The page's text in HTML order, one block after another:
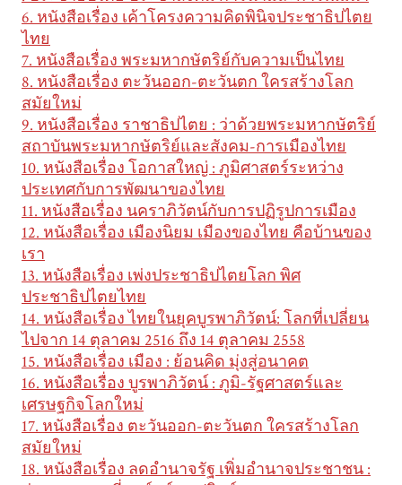
6. หนังสือเรื่อง เค้าโครงความคิดพินิจประชาธิปไตย
ไทย
7. หนังสือเรื่อง พระมหากษัตริย์กับความเป็นไทย
8. หนังสือเรื่อง ตะวันออก-ตะวันตก ใครสร้างโลก
สมัยใหม่
9. หนังสือเรื่อง ราชาธิปไตย : ว่าด้วยพระมหากษัตริย์
สถาบันพระมหากษัตริย์และสังคม-การเมืองไทย
10. หนังสือเรื่อง โอกาสใหญ่ : ภูมิศาสตร์ระหว่าง
ประเทศกับการพัฒนาของไทย
11. หนังสือเรื่อง นคราภิวัตน์กับการปฏิรูปการเมือง
12. หนังสือเรื่อง เมืองนิยม เมืองของไทย คือบ้านของ
เรา
13. หนังสือเรื่อง เพ่งประชาธิปไตยโลก พิศ
ประชาธิปไตยไทย
14. หนังสือเรื่อง ไทยในยุคบูรพาภิวัตน์: โลกที่เปลี่ยน
ไปจาก 14 ตุลาคม 2516 ถึง 14 ตุลาคม 2558
15. หนังสือเรื่อง เมือง : ย้อนคิด มุ่งสู่อนาคต
16. หนังสือเรื่อง บูรพาภิวัตน์ : ภูมิ-รัฐศาสตร์และ
เศรษฐกิจโลกใหม่
17. หนังสือเรื่อง ตะวันออก-ตะวันตก ใครสร้างโลก
สมัยใหม่
18. หนังสือเรื่อง ลดอำนาจรัฐ เพิ่มอำนาจประชาชน :